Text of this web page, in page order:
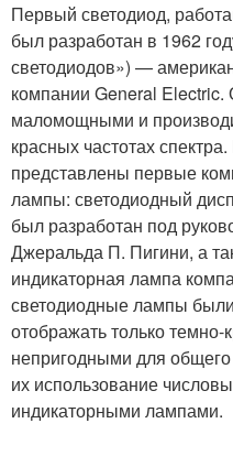
Первый светодиод,
был разработан в 1962
светодиодов») —
компании General
маломощными и
красных частотах
представлены первые
лампы: светодиодный
был разработан под
Джеральда П. Пигини, а
индикаторная лампа
светодиодные лампы
отображать только
непригодными для
их использование
индикаторными лампами.